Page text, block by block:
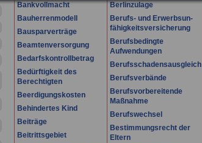
Bankvollmacht
Bauherrenmodell
Bausparverträge
Beamtenversorgung
Bedarfskontrollbetrag
Bedürftigkeit des
Berechtigten
Beerdigungskosten
Behindertes Kind
Beiträge
Beitrittsgebiet
Berlinzulage
Berufs- und Erwerbsun-
fähigkeitsversicherung
Berufsbedingte
Aufwendungen
Berufsschadensausgleich
Berufsverbände
Berufsvorbereitende
Maßnahme
Berufswechsel
Bestimmungsrecht der
Eltern